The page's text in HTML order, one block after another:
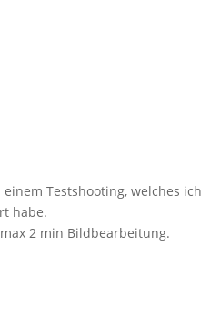
Testshooting, welches ich
habe.
2 min Bildbearbeitung.